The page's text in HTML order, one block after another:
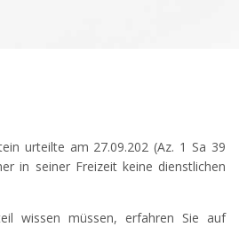
urteilte am 27.09.202 (Az. 1 Sa 39
in seiner Freizeit keine dienstlichen
wissen müssen, erfahren Sie auf